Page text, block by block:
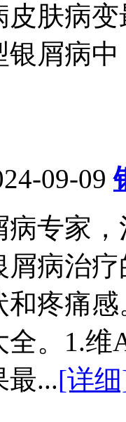
皮肤病
银屑病
09-09
病专家
屑病治
和疼痛
全。1.
最...[详